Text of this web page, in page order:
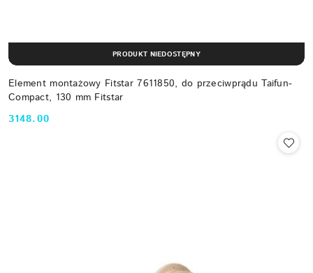
Element montażowy Fitstar 7611850, do przeciwprądu Taifun-
Compact, 130 mm Fitstar
Cena:
3148.00
PRODUKT NIEDOSTĘPNY